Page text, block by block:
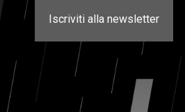
Iscriviti alla newsletter